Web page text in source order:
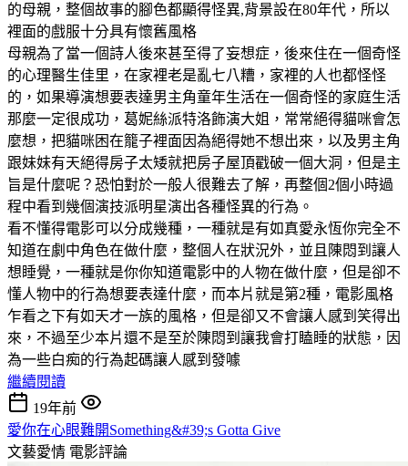
的母親，整個故事的腳色都顯得怪異,背景設在80年代，所以
裡面的戲服十分具有懷舊風格
母親為了當一個詩人後來甚至得了妄想症，後來住在一個奇怪
的心理醫生佳里，在家裡老是亂七八糟，家裡的人也都怪怪
的，如果導演想要表達男主角童年生活在一個奇怪的家庭生活
那麼一定很成功，葛妮絲派特洛飾演大姐，常常絕得貓咪會怎
麼想，把貓咪困在籠子裡面因為絕得她不想出來，以及男主角
跟妹妹有天絕得房子太矮就把房子屋頂戳破一個大洞，但是主
旨是什麼呢？恐怕對於一般人很難去了解，再整個2個小時過
程中看到幾個演技派明星演出各種怪異的行為。
看不懂得電影可以分成幾種，一種就是有如真愛永恆你完全不
知道在劇中角色在做什麼，整個人在狀況外，並且陳悶到讓人
想睡覺，一種就是你你知道電影中的人物在做什麼，但是卻不
懂人物中的行為想要表達什麼，而本片就是第2種，電影風格
乍看之下有如天才一族的風格，但是卻又不會讓人感到笑得出
來，不過至少本片還不是至於陳悶到讓我會打瞌睡的狀態，因
為一些白痴的行為起碼讓人感到發噱
繼續閱讀
19年前
愛你在心眼難開Something&#39;s Gotta Give
文藝愛情 電影評論